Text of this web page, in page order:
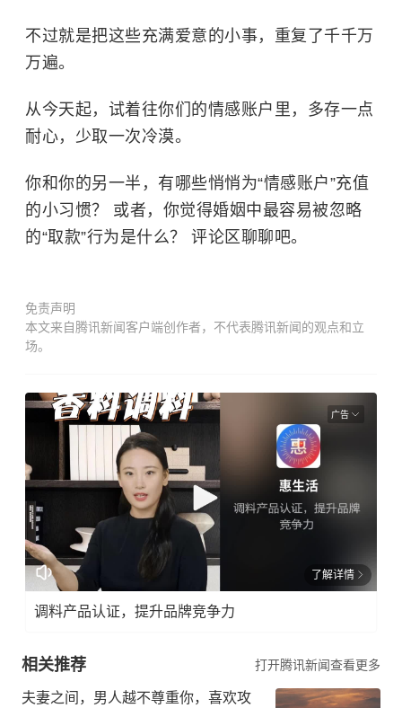
不过就是把这些充满爱意的小事，重复了千千万
万遍。
从今天起，试着往你们的情感账户里，多存一点
耐心，少取一次冷漠。
你和你的另一半，有哪些悄悄为“情感账户”充值
的小习惯？ 或者，你觉得婚姻中最容易被忽略
的“取款”行为是什么？ 评论区聊聊吧。
免责声明
本文来自腾讯新闻客户端创作者，不代表腾讯新闻的观点和立
场。
广告
了解详情
调料产品认证，提升品牌竞争力
相关推荐 打开腾讯新闻查看更多
夫妻之间，男人越不尊重你，喜欢攻